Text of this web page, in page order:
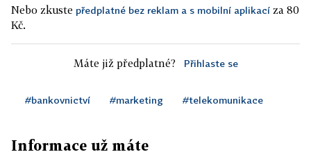
Nebo zkuste předplatné bez reklam a s mobilní aplikací za 80
Kč.
Máte již předplatné? Přihlaste se
#bankovnictví #marketing #telekomunikace
Informace už máte